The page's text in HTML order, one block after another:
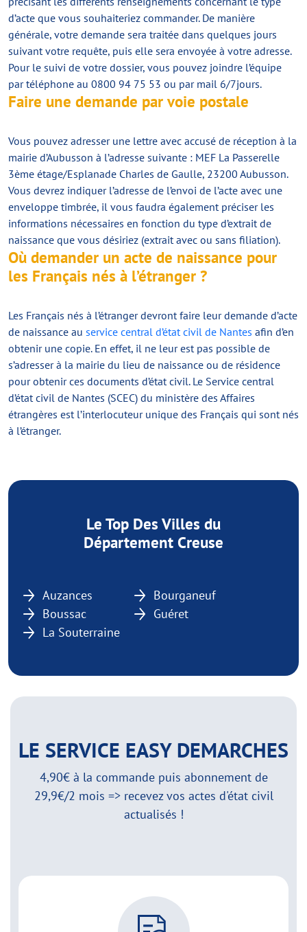
d’acte que vous souhaiteriez commander. De manière
générale, votre demande sera traitée dans quelques jours
suivant votre requête, puis elle sera envoyée à votre adresse.
Pour le suivi de votre dossier, vous pouvez joindre l’équipe
par téléphone au 0800 94 75 53 ou par mail 6/7jours.
Faire une demande par voie postale
Vous pouvez adresser une lettre avec accusé de réception à la
mairie d’Aubusson à l’adresse suivante : MEF La Passerelle
3ème étage/Esplanade Charles de Gaulle, 23200 Aubusson.
Vous devrez indiquer l’adresse de l’envoi de l’acte avec une
enveloppe timbrée, il vous faudra également préciser les
informations nécessaires en fonction du type d’extrait de
naissance que vous désiriez (extrait avec ou sans filiation).
Où demander un acte de naissance pour
les Français nés à l’étranger ?
Les Français nés à l’étranger devront faire leur demande d’acte
de naissance au service central d’état civil de Nantes afin d’en
obtenir une copie. En effet, il ne leur est pas possible de
s’adresser à la mairie du lieu de naissance ou de résidence
pour obtenir ces documents d’état civil. Le Service central
d’état civil de Nantes (SCEC) du ministère des Affaires
étrangères est l’interlocuteur unique des Français qui sont nés
à l’étranger.
Le Top Des Villes du
Département Creuse
Auzances
Bourganeuf
Boussac
Guéret
La Souterraine
LE SERVICE EASY DEMARCHES
4,90€ à la commande puis abonnement de
29,9€/2 mois => recevez vos actes d'état civil
actualisés !